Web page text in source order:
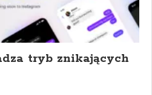
tryb znikających